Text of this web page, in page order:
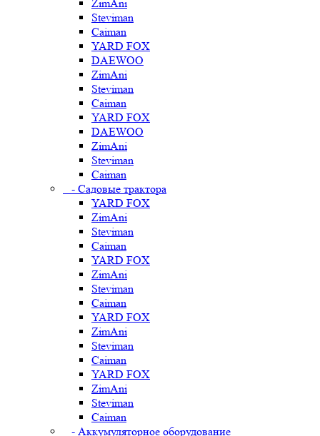
ZimAni
Steviman
Caiman
YARD FOX
DAEWOO
ZimAni
Steviman
Caiman
YARD FOX
DAEWOO
ZimAni
Steviman
Caiman
- Садовые трактора
YARD FOX
ZimAni
Steviman
Caiman
YARD FOX
ZimAni
Steviman
Caiman
YARD FOX
ZimAni
Steviman
Caiman
YARD FOX
ZimAni
Steviman
Caiman
- Аккумуляторное оборудование